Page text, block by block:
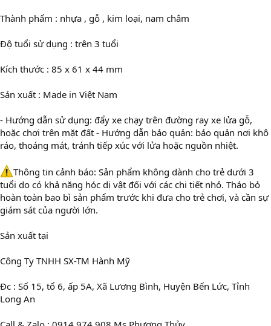
Thành phẩm : nhựa , gỗ , kim loại, nam châm
Độ tuổi sử dụng : trên 3 tuổi
Kích thước : 85 x 61 x 44 mm
Sản xuất : Made in Việt Nam
- Hướng dẫn sử dụng: đẩy xe chạy trên đường ray xe lửa gỗ,
hoặc chơi trên mặt đất - Hướng dẫn bảo quản: bảo quản nơi khô
ráo, thoáng mát, tránh tiếp xúc với lửa hoặc nguồn nhiệt.
Thông tin cảnh báo: Sản phẩm không dành cho trẻ dưới 3
tuổi do có khả năng hóc dị vật đối với các chi tiết nhỏ. Tháo bỏ
hoàn toàn bao bì sản phẩm trước khi đưa cho trẻ chơi, và cần sự
giám sát của người lớn.
Sản xuất tại
Công Ty TNHH SX-TM Hành Mỹ
Đc : Số 15, tổ 6, ấp 5A, Xã Lương Bình, Huyện Bến Lức, Tỉnh
Long An